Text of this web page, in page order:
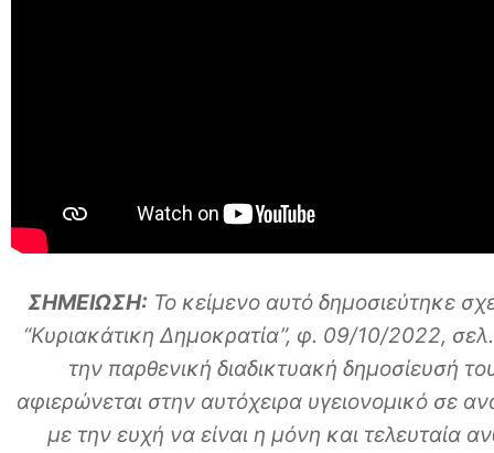
ΣΗΜΕΙΩΣΗ: Το κείμενο αυτό δημοσιεύτηκε
“Κυριακάτικη Δημοκρατία”, φ. 09/10/2022,
την παρθενική διαδικτυακή δημοσίευσή
αφιερώνεται στην αυτόχειρα υγειονομικό σε
με την ευχή να είναι η μόνη και τελευταία